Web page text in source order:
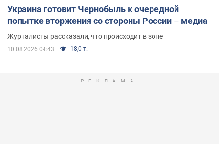
Украина готовит Чернобыль к очередной
попытке вторжения со стороны России – медиа
Журналисты рассказали, что происходит в зоне
10.08.2026 04:43 18,0 т.